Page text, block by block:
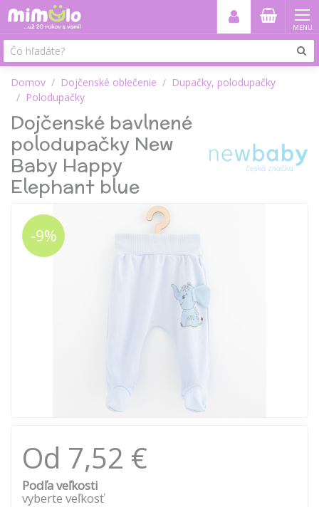
MENU
Domov Dojčenské oblečenie
Dupačky, polodupačky
Polodupačky
Dojčenské bavlnené
polodupačky New
Baby Happy
Elephant blue
-9%
Od 7,52 €
Podľa veľkosti
vyberte veľkosť